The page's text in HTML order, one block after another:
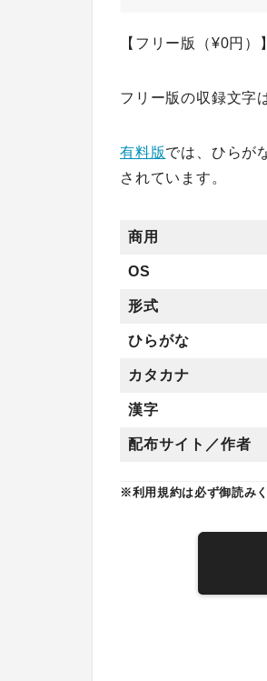
【フリー版（¥0円）
フリー版の収録文字
有料版では、ひらが
されています。
商用
OS
形式
ひらがな
カタカナ
漢字
配布サイト／作者
※利用規約は必ず御読み